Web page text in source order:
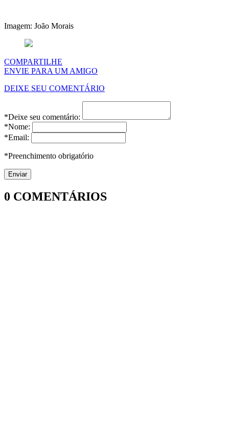
Imagem: João Morais
COMPARTILHE
ENVIE PARA UM AMIGO
DEIXE SEU COMENTÁRIO
*Deixe seu comentário:
*Nome:
*Email:
*Preenchimento obrigatório
0 COMENTÁRIOS